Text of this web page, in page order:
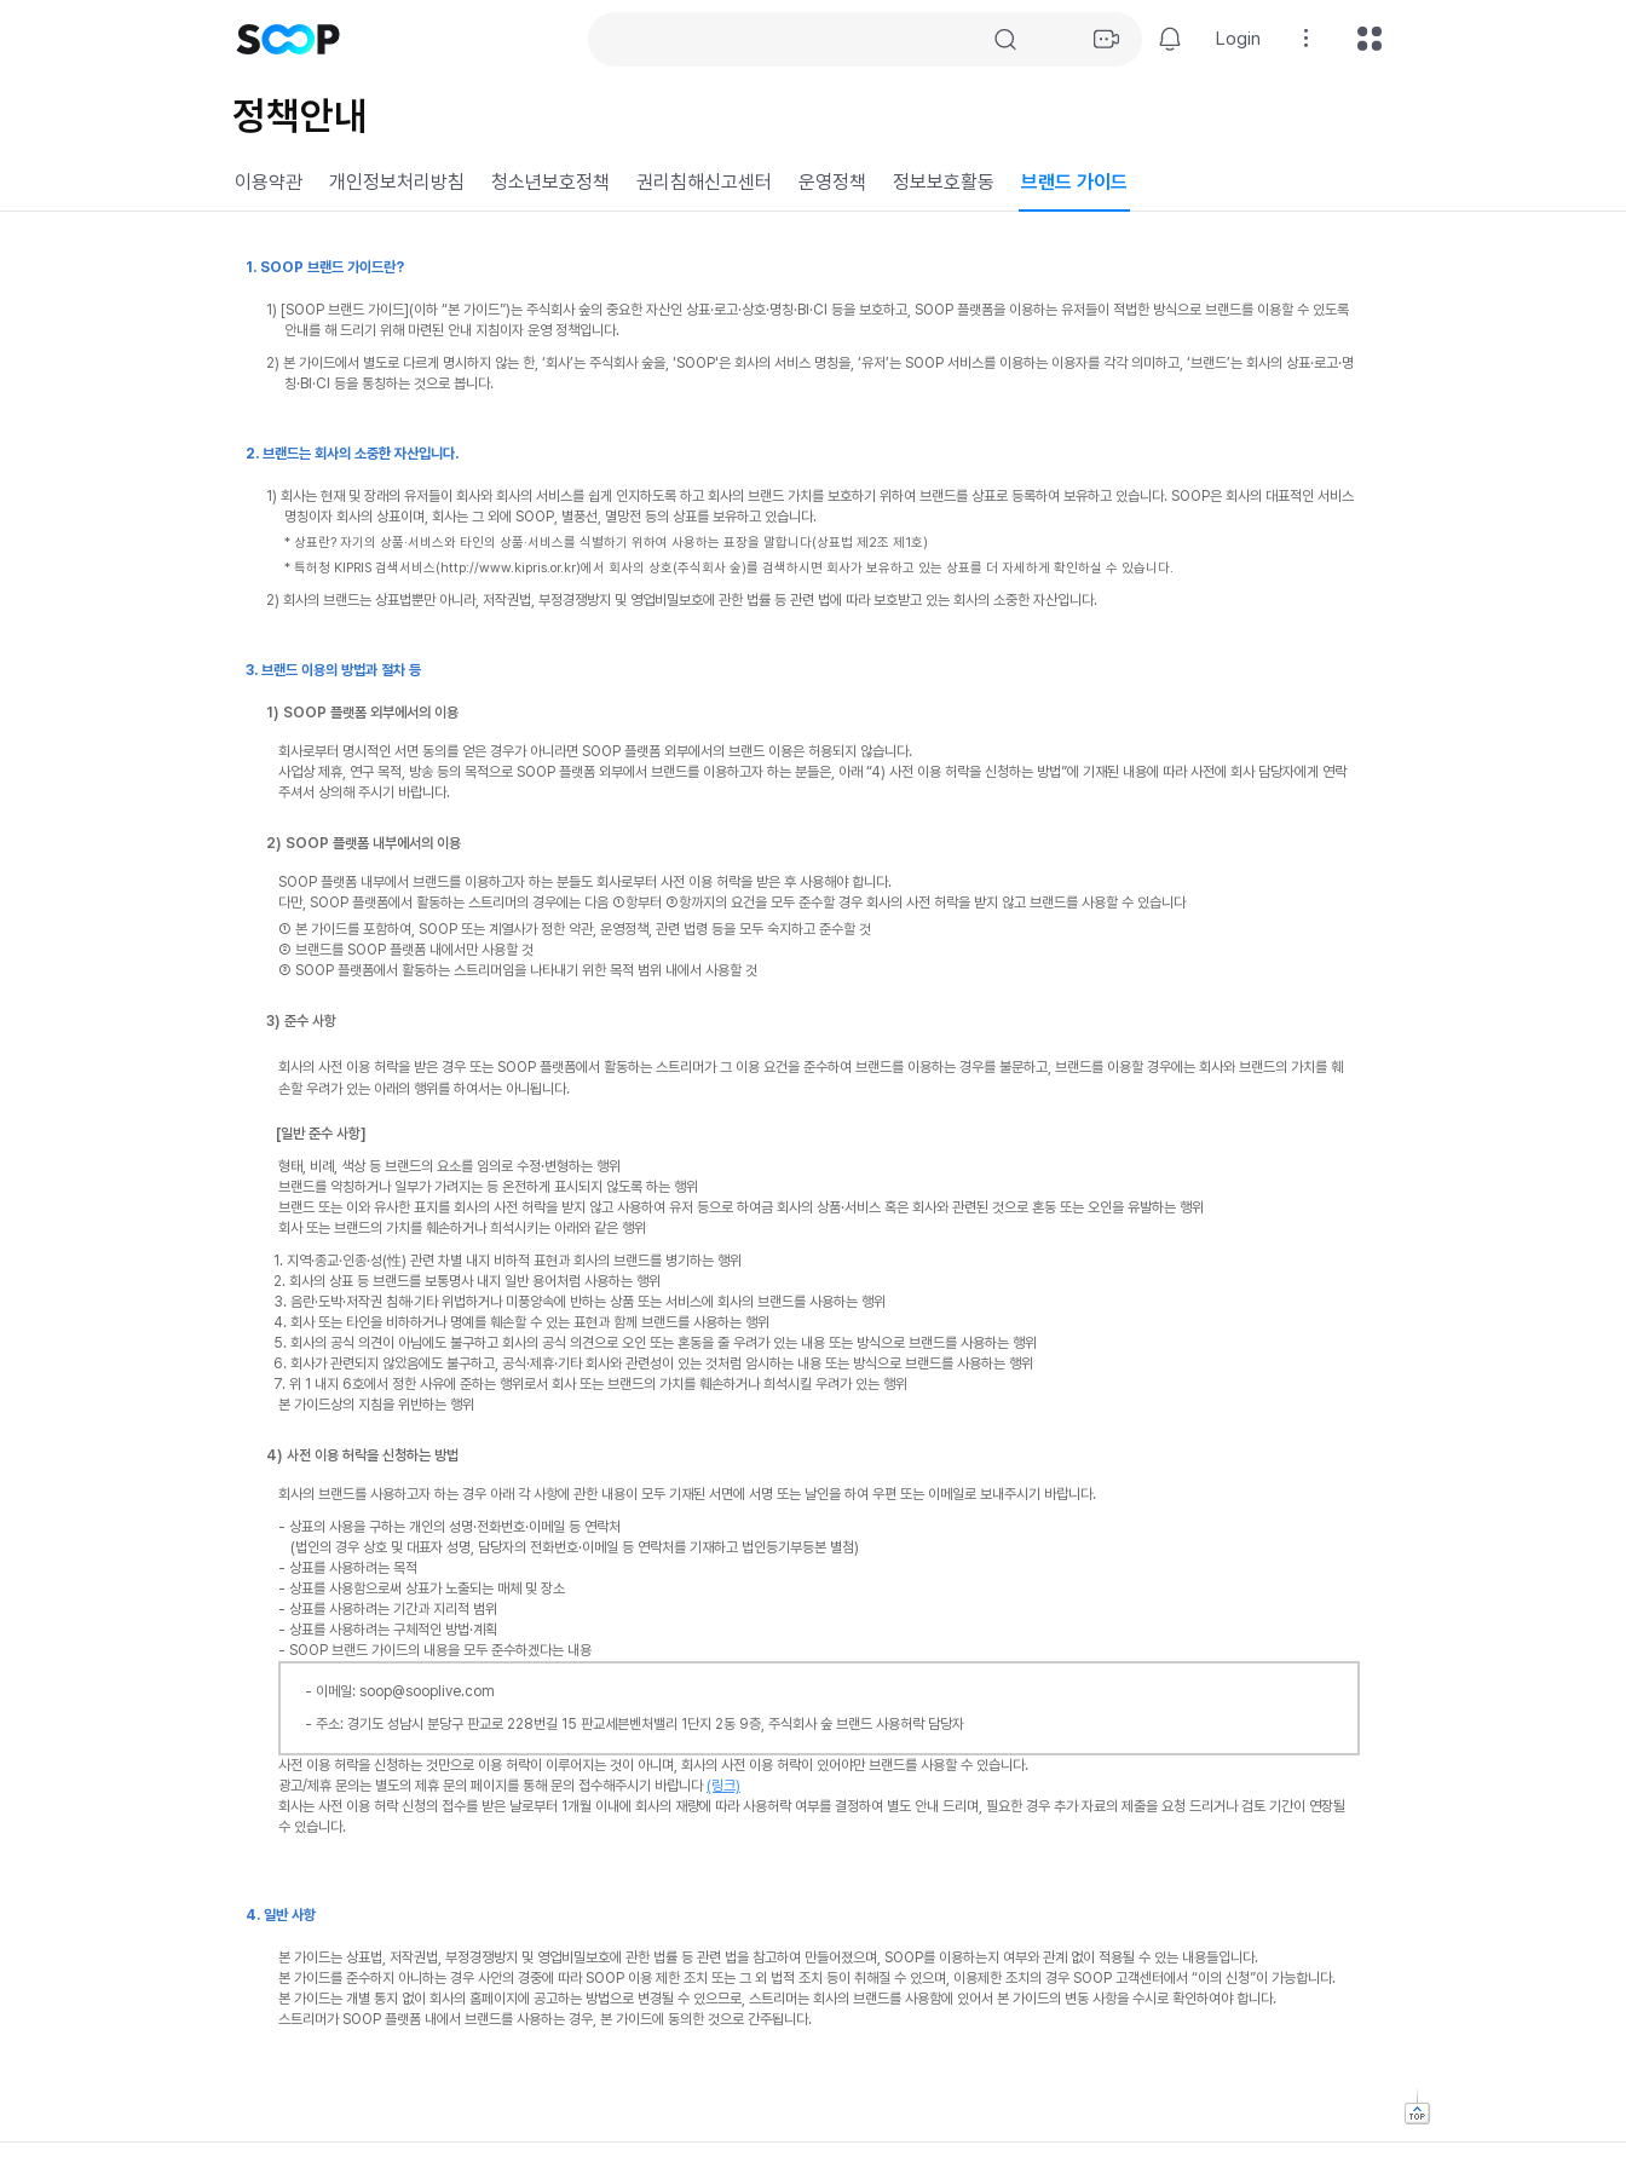
Login
정책안내
이용약관 개인정보처리방침 청소년보호정책 권리침해신고센터 운영정책 정보보호활동 브랜드 가이드
1. SOOP 브랜드 가이드란?
1) [SOOP 브랜드 가이드](이하 “본 가이드”)는 주식회사 숲의 중요한 자산인 상표·로고·상호·명칭·BI·CI 등을 보호하고, SOOP 플랫폼을 이용하는 유저들이 적법한 방식으로 브랜드를 이용할 수 있도록
안내를 해 드리기 위해 마련된 안내 지침이자 운영 정책입니다.
2) 본 가이드에서 별도로 다르게 명시하지 않는 한, ‘회사’는 주식회사 숲을, 'SOOP'은 회사의 서비스 명칭을, ‘유저’는 SOOP 서비스를 이용하는 이용자를 각각 의미하고, ‘브랜드’는 회사의 상표·로고·명
칭·BI·CI 등을 통칭하는 것으로 봅니다.
2. 브랜드는 회사의 소중한 자산입니다.
1) 회사는 현재 및 장래의 유저들이 회사와 회사의 서비스를 쉽게 인지하도록 하고 회사의 브랜드 가치를 보호하기 위하여 브랜드를 상표로 등록하여 보유하고 있습니다. SOOP은 회사의 대표적인 서비스
명칭이자 회사의 상표이며, 회사는 그 외에 SOOP, 별풍선, 멸망전 등의 상표를 보유하고 있습니다.
* 상표란? 자기의 상품·서비스와 타인의 상품·서비스를 식별하기 위하여 사용하는 표장을 말합니다(상표법 제2조 제1호)
* 특허청 KIPRIS 검색서비스(http://www.kipris.or.kr)에서 회사의 상호(주식회사 숲)를 검색하시면 회사가 보유하고 있는 상표를 더 자세하게 확인하실 수 있습니다.
2) 회사의 브랜드는 상표법뿐만 아니라, 저작권법, 부정경쟁방지 및 영업비밀보호에 관한 법률 등 관련 법에 따라 보호받고 있는 회사의 소중한 자산입니다.
3. 브랜드 이용의 방법과 절차 등
1) SOOP 플랫폼 외부에서의 이용
회사로부터 명시적인 서면 동의를 얻은 경우가 아니라면 SOOP 플랫폼 외부에서의 브랜드 이용은 허용되지 않습니다.
사업상 제휴, 연구 목적, 방송 등의 목적으로 SOOP 플랫폼 외부에서 브랜드를 이용하고자 하는 분들은, 아래 “4) 사전 이용 허락을 신청하는 방법”에 기재된 내용에 따라 사전에 회사 담당자에게 연락
주셔서 상의해 주시기 바랍니다.
2) SOOP 플랫폼 내부에서의 이용
SOOP 플랫폼 내부에서 브랜드를 이용하고자 하는 분들도 회사로부터 사전 이용 허락을 받은 후 사용해야 합니다.
다만, SOOP 플랫폼에서 활동하는 스트리머의 경우에는 다음 ①항부터 ③항까지의 요건을 모두 준수할 경우 회사의 사전 허락을 받지 않고 브랜드를 사용할 수 있습니다
① 본 가이드를 포함하여, SOOP 또는 계열사가 정한 약관, 운영정책, 관련 법령 등을 모두 숙지하고 준수할 것
② 브랜드를 SOOP 플랫폼 내에서만 사용할 것
③ SOOP 플랫폼에서 활동하는 스트리머임을 나타내기 위한 목적 범위 내에서 사용할 것
3) 준수 사항
회사의 사전 이용 허락을 받은 경우 또는 SOOP 플랫폼에서 활동하는 스트리머가 그 이용 요건을 준수하여 브랜드를 이용하는 경우를 불문하고, 브랜드를 이용할 경우에는 회사와 브랜드의 가치를 훼
손할 우려가 있는 아래의 행위를 하여서는 아니됩니다.
[일반 준수 사항]
형태, 비례, 색상 등 브랜드의 요소를 임의로 수정·변형하는 행위
브랜드를 약칭하거나 일부가 가려지는 등 온전하게 표시되지 않도록 하는 행위
브랜드 또는 이와 유사한 표지를 회사의 사전 허락을 받지 않고 사용하여 유저 등으로 하여금 회사의 상품·서비스 혹은 회사와 관련된 것으로 혼동 또는 오인을 유발하는 행위
회사 또는 브랜드의 가치를 훼손하거나 희석시키는 아래와 같은 행위
1. 지역·종교·인종·성(性) 관련 차별 내지 비하적 표현과 회사의 브랜드를 병기하는 행위
2. 회사의 상표 등 브랜드를 보통명사 내지 일반 용어처럼 사용하는 행위
3. 음란·도박·저작권 침해·기타 위법하거나 미풍양속에 반하는 상품 또는 서비스에 회사의 브랜드를 사용하는 행위
4. 회사 또는 타인을 비하하거나 명예를 훼손할 수 있는 표현과 함께 브랜드를 사용하는 행위
5. 회사의 공식 의견이 아님에도 불구하고 회사의 공식 의견으로 오인 또는 혼동을 줄 우려가 있는 내용 또는 방식으로 브랜드를 사용하는 행위
6. 회사가 관련되지 않았음에도 불구하고, 공식·제휴·기타 회사와 관련성이 있는 것처럼 암시하는 내용 또는 방식으로 브랜드를 사용하는 행위
7. 위 1 내지 6호에서 정한 사유에 준하는 행위로서 회사 또는 브랜드의 가치를 훼손하거나 희석시킬 우려가 있는 행위
본 가이드상의 지침을 위반하는 행위
4) 사전 이용 허락을 신청하는 방법
회사의 브랜드를 사용하고자 하는 경우 아래 각 사항에 관한 내용이 모두 기재된 서면에 서명 또는 날인을 하여 우편 또는 이메일로 보내주시기 바랍니다.
- 상표의 사용을 구하는 개인의 성명·전화번호·이메일 등 연락처
(법인의 경우 상호 및 대표자 성명, 담당자의 전화번호·이메일 등 연락처를 기재하고 법인등기부등본 별첨)
- 상표를 사용하려는 목적
- 상표를 사용함으로써 상표가 노출되는 매체 및 장소
- 상표를 사용하려는 기간과 지리적 범위
- 상표를 사용하려는 구체적인 방법·계획
- SOOP 브랜드 가이드의 내용을 모두 준수하겠다는 내용
- 이메일: soop@sooplive.com
- 주소: 경기도 성남시 분당구 판교로 228번길 15 판교세븐벤처밸리 1단지 2동 9층, 주식회사 숲 브랜드 사용허락 담당자
사전 이용 허락을 신청하는 것만으로 이용 허락이 이루어지는 것이 아니며, 회사의 사전 이용 허락이 있어야만 브랜드를 사용할 수 있습니다.
광고/제휴 문의는 별도의 제휴 문의 페이지를 통해 문의 접수해주시기 바랍니다 (링크)
회사는 사전 이용 허락 신청의 접수를 받은 날로부터 1개월 이내에 회사의 재량에 따라 사용허락 여부를 결정하여 별도 안내 드리며, 필요한 경우 추가 자료의 제출을 요청 드리거나 검토 기간이 연장될
수 있습니다.
4. 일반 사항
본 가이드는 상표법, 저작권법, 부정경쟁방지 및 영업비밀보호에 관한 법률 등 관련 법을 참고하여 만들어졌으며, SOOP를 이용하는지 여부와 관계 없이 적용될 수 있는 내용들입니다.
본 가이드를 준수하지 아니하는 경우 사안의 경중에 따라 SOOP 이용 제한 조치 또는 그 외 법적 조치 등이 취해질 수 있으며, 이용제한 조치의 경우 SOOP 고객센터에서 “이의 신청”이 가능합니다.
본 가이드는 개별 통지 없이 회사의 홈페이지에 공고하는 방법으로 변경될 수 있으므로, 스트리머는 회사의 브랜드를 사용함에 있어서 본 가이드의 변동 사항을 수시로 확인하여야 합니다.
스트리머가 SOOP 플랫폼 내에서 브랜드를 사용하는 경우, 본 가이드에 동의한 것으로 간주됩니다.